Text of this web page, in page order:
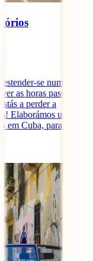
se numa
as horas passarem.
a perder a
Elaborámos um guia
em Cuba, para que